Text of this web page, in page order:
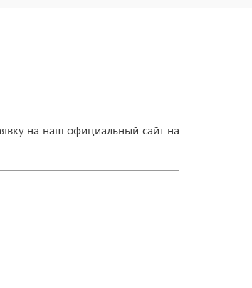
на наш официальный сайт на